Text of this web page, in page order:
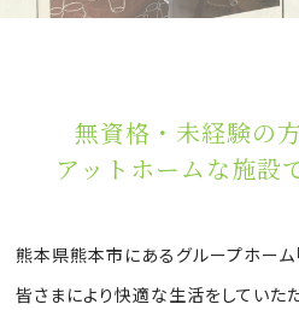
無資格・未経験の
アットホームな施設
熊本県熊本市にあるグループホーム
皆さまにより快適な生活をしていた